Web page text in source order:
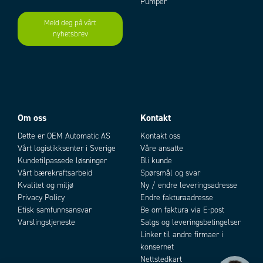
Oppbevaringstemperatur fra
Oppbevaringstemperatur til
Spenningsfall
Tilslagstid 0,3 ms
Vekt 40 g
Add to existing cart row
Meld deg på vårt
nyhetsbrev
Om oss
Dette er OEM Automatic AS
Vårt logistikksenter i Sverige
Kundetilpassede løsninger
Vårt bærekraftsarbeid
Kvalitet og miljø
Privacy Policy
Etisk samfunnsansvar
Varslingstjeneste
Kontakt
Kontakt oss
Våre ansatte
Bli kunde
Spørsmål og svar
Ny / endre leveringsadresse
Endre fakturaadresse
Be om faktura via E-post
Salgs og leveringsbetingelser
Linker til andre firmaer i
konsernet
Nettstedkart